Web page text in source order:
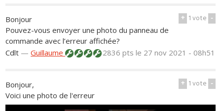
+ 1vote -
Bonjour
Pouvez-vous envoyer une photo du panneau de
commande avec l’erreur affichée?
Cdlt —Guillaume 2836 ptsle 27 nov 2021 - 08h51
+ 1vote -
Bonjour,
Voici une photo de l'erreur